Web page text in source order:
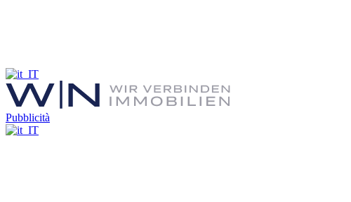
Pubblicità